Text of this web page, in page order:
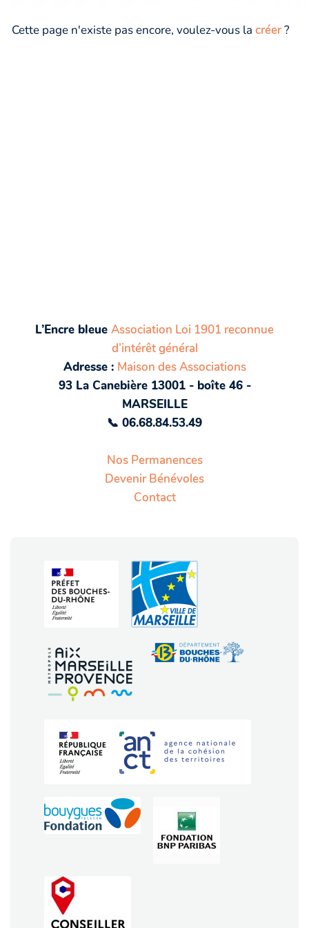
Cette page n'existe pas encore, voulez-vous la créer?
L’Encre bleue Association Loi 1901 reconnue
d’intérêt général
Adresse : Maison des Associations
93 La Canebière 13001 - boîte 46 -
MARSEILLE
📞 06.68.84.53.49
Nos Permanences
Devenir Bénévoles
Contact